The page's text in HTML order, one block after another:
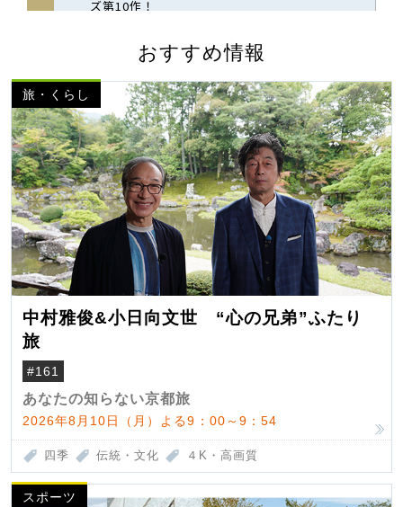
おすすめ情報
旅・くらし
中村雅俊&小日向文世 “心の兄弟”ふたり
旅
#161
あなたの知らない京都旅
2026年8月10日（月）よる9：00～9：54
四季 伝統・文化 ４K・高画質
スポーツ